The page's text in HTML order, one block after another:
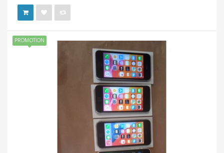
PROMOTION